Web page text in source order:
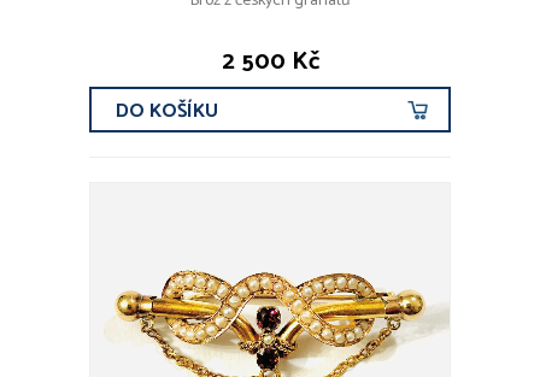
2 500 Kč
DO KOŠÍKU